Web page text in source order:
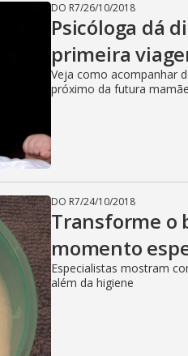
DO R7/26/10/2018
Psicóloga dá
primeira
Veja como acompanhar
próximo da futura
DO R7/24/10/2018
Transforme o
momento
Especialistas mostram
além da higiene